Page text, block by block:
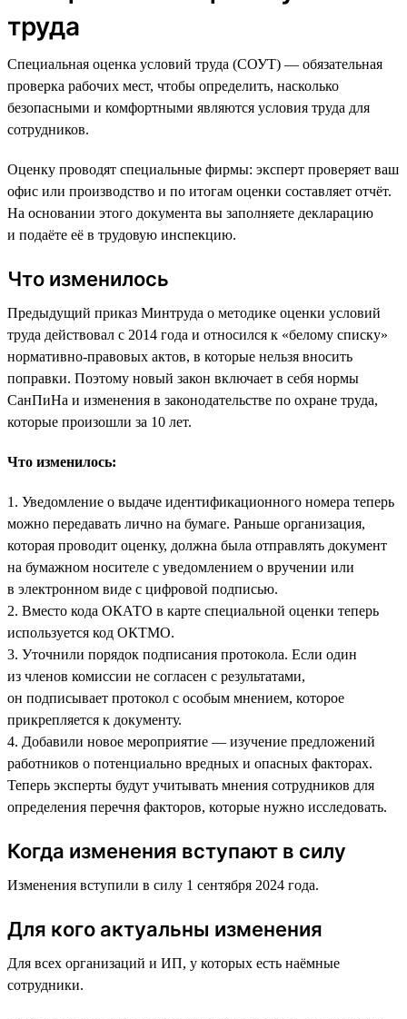
труда
Специальная оценка условий труда (СОУТ) — обязательная
проверка рабочих мест, чтобы определить, насколько
безопасными и комфортными являются условия труда для
сотрудников.
Оценку проводят специальные фирмы: эксперт проверяет ваш
офис или производство и по итогам оценки составляет отчёт.
На основании этого документа вы заполняете декларацию
и подаёте её в трудовую инспекцию.
Что изменилось
Предыдущий приказ Минтруда о методике оценки условий
труда действовал с 2014 года и относился к «белому списку»
нормативно-правовых актов, в которые нельзя вносить
поправки. Поэтому новый закон включает в себя нормы
СанПиНа и изменения в законодательстве по охране труда,
которые произошли за 10 лет.
Что изменилось:
1. Уведомление о выдаче идентификационного номера теперь
можно передавать лично на бумаге. Раньше организация,
которая проводит оценку, должна была отправлять документ
на бумажном носителе с уведомлением о вручении или
в электронном виде с цифровой подписью.
2. Вместо кода ОКАТО в карте специальной оценки теперь
используется код ОКТМО.
3. Уточнили порядок подписания протокола. Если один
из членов комиссии не согласен с результатами,
он подписывает протокол с особым мнением, которое
прикрепляется к документу.
4. Добавили новое мероприятие — изучение предложений
работников о потенциально вредных и опасных факторах.
Теперь эксперты будут учитывать мнения сотрудников для
определения перечня факторов, которые нужно исследовать.
Когда изменения вступают в силу
Изменения вступили в силу 1 сентября 2024 года.
Для кого актуальны изменения
Для всех организаций и ИП, у которых есть наёмные
сотрудники.